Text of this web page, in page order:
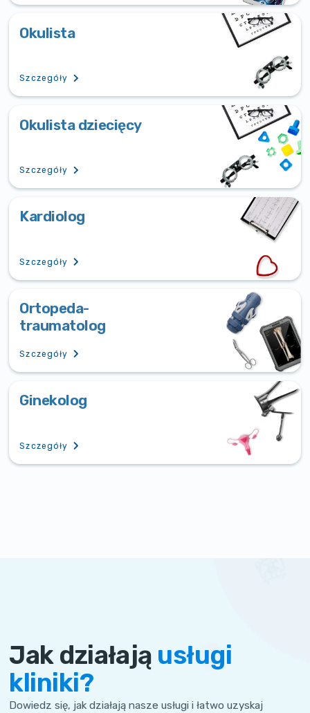
Okulista
Szczegóły
Okulista dziecięcy
Szczegóły
Kardiolog
Szczegóły
Ortopeda-
traumatolog
Szczegóły
Ginekolog
Szczegóły
Jak działają usługi
kliniki?
Dowiedz się, jak działają nasze usługi i łatwo uzyskaj